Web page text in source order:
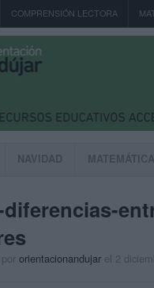
COMPRENSIÓN LECTORA
NAVIDAD
orientacionandujar el 2